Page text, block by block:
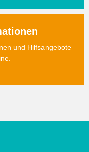
und Hilfsangebote